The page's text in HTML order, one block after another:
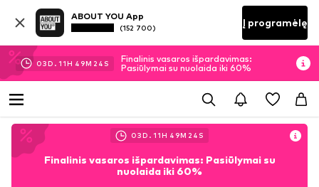
ABOUT YOU App
(152 700) Į programėlę
03D. 11H 49M 22 S
Finalinis vasaros išpardavimas:
Pasiūlymai su nuolaida iki 60%
03D. 11H 49M 22 S
Finalinis vasaros išpardavimas: Pasiūlymai su
nuolaida iki 60%